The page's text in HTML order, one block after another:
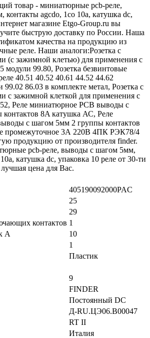
товар - миниатюрные pcb-реле,
agcdo, 1co 10a, катушка dc,
магазине Etgo-Group.ru вы
быструю доставку по России. Наша
качества на продукцию из
реле. Наши аналоги:Розетка с
(с зажимной клетью) для применения с
модули 99.80, Розетка безвинтовые
40.51 40.52 40.61 44.52 44.62
86.03 в комплекте метал, Розетка с
с зажимной клеткой для применения с
Реле миниатюрное PCB выводы с
8A катушка АС, Реле
с шагом 5мм 2 группы контактов
промежуточное 3А 220В 4ПК РЭК78/4
продукцию от производителя finder.
pcb-реле, выводы с шагом 5мм,
катушка dc, упаковка 10 реле от 30-ти
цена для Вас.
405190092000PAC
25
29
контактов 1
А
10
1
Пластик
9
FINDER
Постоянный DC
Д-RU.ЦЭ06.B00047
RT II
Италия